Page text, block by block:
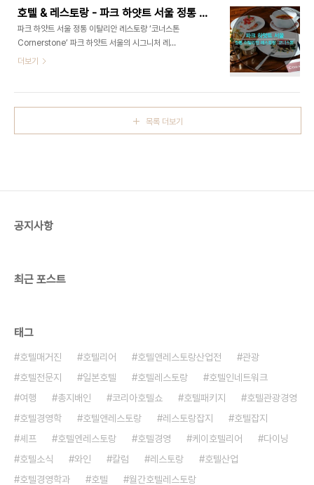
분을 담당했다. 영국 런던 한인 예술인 협회에 소속
작가로 활동한 바 있고, 예술과 디자인에 관련해 영국
및 싱가포르 에 거주하며 이슈 작가 및 작품을 한국에
알리는 글을 써왔다. E-mail jlim @
wilsonassoc.com 싱가포르의 혼합 문화 페라나
라나칸Peranakan’은 말레이어..
호텔 & 레스토랑 - 파크 하얏트 서울 정통 이탈리안 레스토랑 ‘코너스톤Cornerstone’
파크 하얏트 서울 정통 이탈리안 레스토랑 ‘코너스톤
Cornerstone’ 파크 하얏트 서울의 시그니처 레스
토랑, 코너스톤이 2016년 2월 25일 대규모 리노베
인테리어와 자연을 담은 조형물, 한국적인 문양이 어
더보기
목록 더보기
공지사항
최근 포스트
태그
호텔매거진 호텔리어 호텔앤레스토랑산업전
관광
호텔전문지
일본호텔 호텔레스토랑
호텔인네트워크
여행
총지배인 코리아호텔쇼 호텔패키지
호텔관광경영
호텔경영학
호텔앤레스토랑 레스토랑잡지
호텔잡지
셰프
호텔엔레스토랑 호텔경영 케이호텔리어
다이닝
호텔소식
와인 칼럼 레스토랑
호텔산업
호텔경영학과
호텔 월간호텔레스토랑